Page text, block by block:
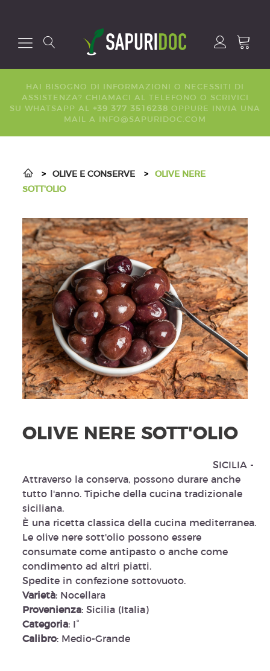
HAI BISOGNO DI INFORMAZIONI O NECESSITI DI
ASSISTENZA? CHIAMACI AL TELEFONO O SCRIVICI
SU WHATSAPP AL +39 377 3516238 OPPURE INVIA UNA
MAIL A INFO@SAPURIDOC.COM
> OLIVE E CONSERVE >
OLIVE NERE
SOTT'OLIO
OLIVE NERE SOTT'OLIO
SICILIA -
Attraverso la conserva, possono durare anche
tutto l'anno. Tipiche della cucina tradizionale
siciliana.
È una ricetta classica della cucina mediterranea.
Le olive nere sott'olio possono essere
consumate come antipasto o anche come
condimento ad altri piatti.
Spedite in confezione sottovuoto.
Varietà: Nocellara
Provenienza: Sicilia (Italia)
Categoria: I°
Calibro: Medio-Grande